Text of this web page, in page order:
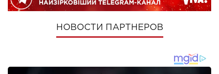
НОВОСТИ ПАРТНЕРОВ